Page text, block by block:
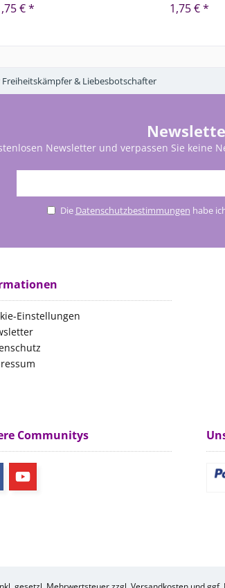
€ * 1,75 € *
Freiheitskämpfer & Liebesbotschafter
Newsletter und verpassen Sie keine
Die Datenschutzbestimmungen habe
Einstellungen
Communitys